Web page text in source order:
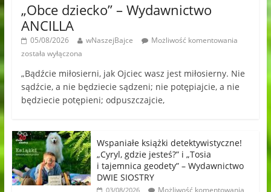
„Obce dziecko” – Wydawnictwo
ANCILLA
05/08/2026 wNaszejBajce
Możliwość komentowania
została wyłączona
„Bądźcie miłosierni, jak Ojciec wasz jest miłosierny. Nie
sądźcie, a nie będziecie sądzeni; nie potępiajcie, a nie
będziecie potępieni; odpuszczajcie,
Wspaniałe książki detektywistyczne!
„Cyryl, gdzie jesteś?” i „Tosia
i tajemnica geodety” – Wydawnictwo
DWIE SIOSTRY
03/08/2026